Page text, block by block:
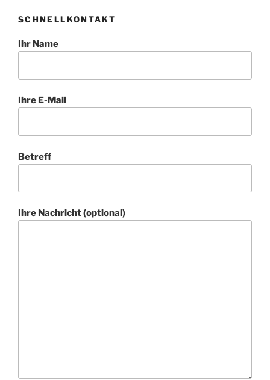
SCHNELLKONTAKT
Ihr Name
Ihre E-Mail
Betreff
Ihre Nachricht (optional)